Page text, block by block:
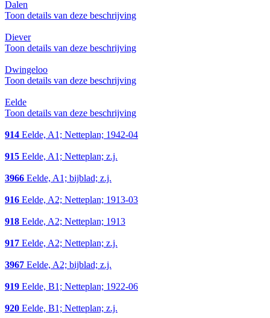
Dalen
Toon details van deze beschrijving
Diever
Toon details van deze beschrijving
Dwingeloo
Toon details van deze beschrijving
Eelde
Toon details van deze beschrijving
914 Eelde, A1; Netteplan; 1942-04
915 Eelde, A1; Netteplan; z.j.
3966 Eelde, A1; bijblad; z.j.
916 Eelde, A2; Netteplan; 1913-03
918 Eelde, A2; Netteplan; 1913
917 Eelde, A2; Netteplan; z.j.
3967 Eelde, A2; bijblad; z.j.
919 Eelde, B1; Netteplan; 1922-06
920 Eelde, B1; Netteplan; z.j.